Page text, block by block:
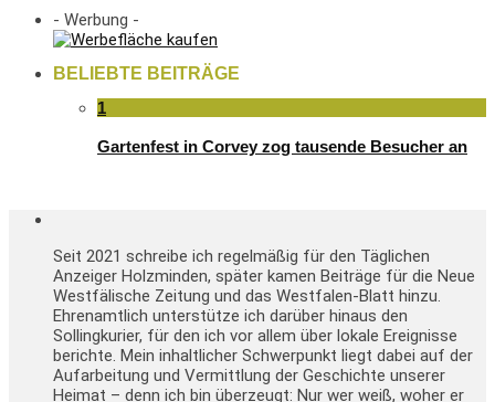
- Werbung -
BELIEBTE BEITRÄGE
1
Gartenfest in Corvey zog tausende Besucher an
Seit 2021 schreibe ich regelmäßig für den Täglichen
Anzeiger Holzminden, später kamen Beiträge für die Neue
Westfälische Zeitung und das Westfalen-Blatt hinzu.
Ehrenamtlich unterstütze ich darüber hinaus den
Sollingkurier, für den ich vor allem über lokale Ereignisse
berichte. Mein inhaltlicher Schwerpunkt liegt dabei auf der
Aufarbeitung und Vermittlung der Geschichte unserer
Heimat – denn ich bin überzeugt: Nur wer weiß, woher er